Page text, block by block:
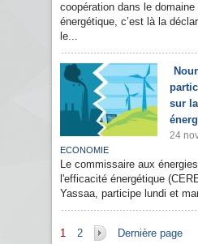
coopération dans le
énergétique, c’est là la
le...
sur
24
ECONOMIE
Le commissaire aux
l'efficacité énergétique
Yassaa, participe lundi et
Pages
1 2 Dernière page